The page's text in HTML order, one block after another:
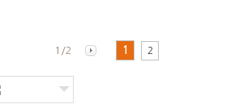
1/2 1 2